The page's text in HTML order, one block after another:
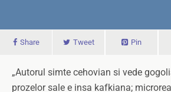
Share Tweet Pin
„Autorul simte cehovian si vede
prozelor sale e insa kafkiana;